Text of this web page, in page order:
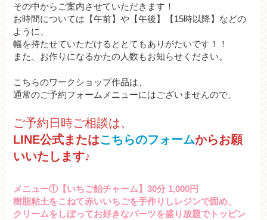
その中からご案内させていただきます！
お時間については【午前】や【午後】【15時以降】などの
ように、
幅を持たせていただけるととてもありがたいです！！
また、お作りになるかたの人数もお知らせください。
こちらのワークショップ作品は、
通常のご予約フォームメニューにはございませんので、
ご予約日時ご相談は、
LINE公式またはこちらのフォームからお願
いいたします♪
メニュー①【いちご飴チャーム】30分 1,000円
樹脂粘土をこねて赤いいちごを手作りしレジンで固め、
クリームをしぼってお好きなパーツを盛り放題でトッピン